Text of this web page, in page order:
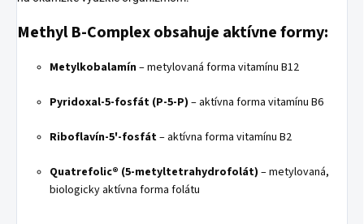
Methyl B-Complex obsahuje aktívne formy:
Metylkobalamín – metylovaná forma vitamínu B12
Pyridoxal-5-fosfát (P-5-P) – aktívna forma vitamínu B6
Riboflavín-5'-fosfát– aktívna forma vitamínu B2
Quatrefolic® (5-metyltetrahydrofolát) – metylovaná,
biologicky aktívna forma folátu